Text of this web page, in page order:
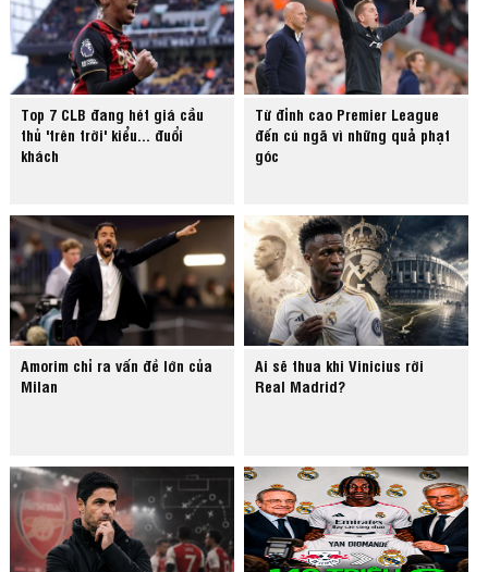
Top 7 CLB đang hét giá cầu
thủ 'trên trời' kiểu... đuổi
khách
Từ đỉnh cao Premier League
đến cú ngã vì những quả phạt
góc
Amorim chỉ ra vấn đề lớn của
Milan
Ai sẽ thua khi Vinicius rời
Real Madrid?